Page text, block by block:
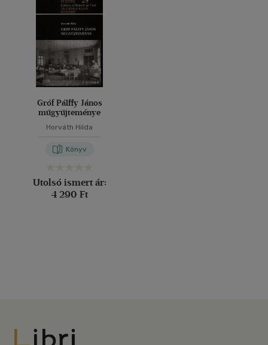
Gróf Pálffy János
műgyűjteménye
Horváth Hilda
Könyv
Utolsó ismert ár:
4 290 Ft
Libri